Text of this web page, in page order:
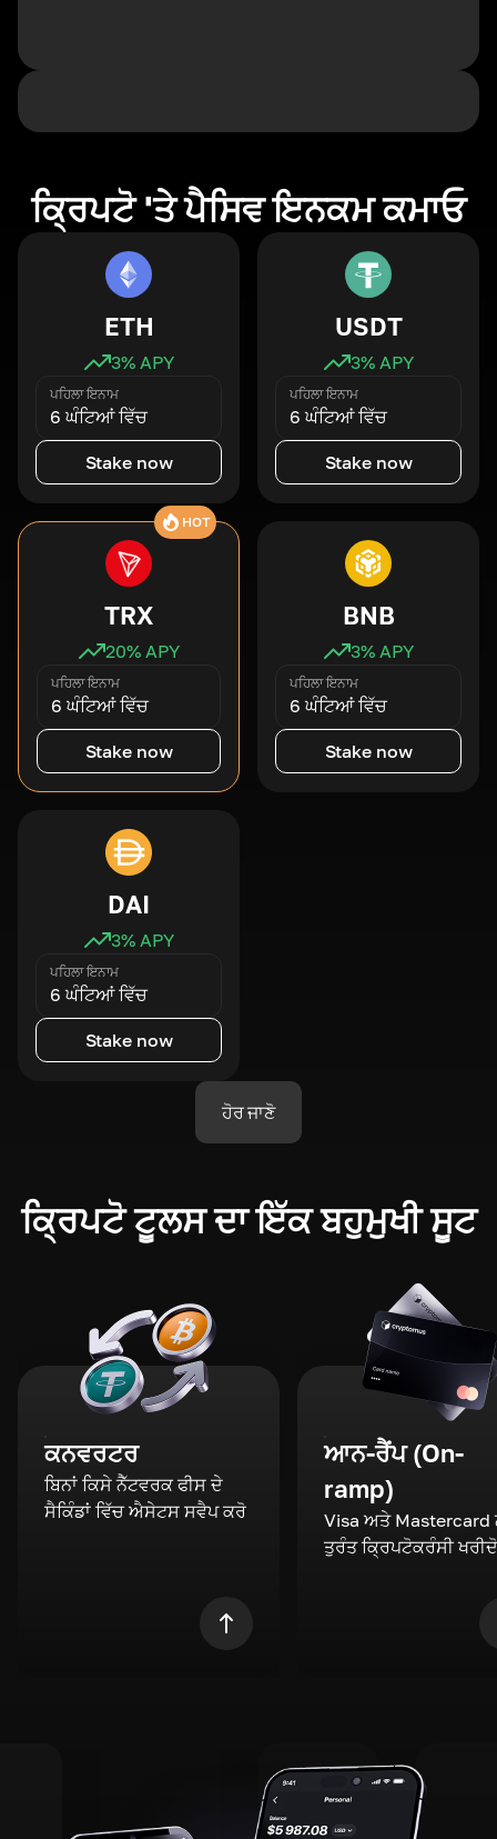
ਕ੍ਰਿਪਟੋ 'ਤੇ ਪੈਸਿਵ ਇਨਕਮ ਕਮਾਓ
ETH
3% APY
ਪਹਿਲਾ ਇਨਾਮ
6 ਘੰਟਿਆਂ ਵਿੱਚ
Stake now
USDT
3% APY
ਪਹਿਲਾ ਇਨਾਮ
6 ਘੰਟਿਆਂ ਵਿੱਚ
Stake now
HOT
TRX
20% APY
ਪਹਿਲਾ ਇਨਾਮ
6 ਘੰਟਿਆਂ ਵਿੱਚ
Stake now
BNB
3% APY
ਪਹਿਲਾ ਇਨਾਮ
6 ਘੰਟਿਆਂ ਵਿੱਚ
Stake now
DAI
3% APY
ਪਹਿਲਾ ਇਨਾਮ
6 ਘੰਟਿਆਂ ਵਿੱਚ
Stake now
ਹੋਰ ਜਾਣੋ
ਕ੍ਰਿਪਟੋ ਟੂਲਸ ਦਾ ਇੱਕ ਬਹੁਮੁਖੀ ਸੂਟ
ਕਨਵਰਟਰ
ਬਿਨਾਂ ਕਿਸੇ ਨੈੱਟਵਰਕ ਫੀਸ ਦੇ
ਸੈਕਿੰਡਾਂ ਵਿੱਚ ਐਸੇਟਸ ਸਵੈਪ ਕਰੋ
ਆਨ-ਰੈਂਪ (On-
ramp)
Visa ਅਤੇ Mastercard
ਤੁਰੰਤ ਕ੍ਰਿਪਟੋਕਰੰਸੀ ਖਰੀਦੋ